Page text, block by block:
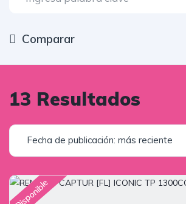
Comparar
13 Resultados
Fecha de publicación: más reciente
Disponible